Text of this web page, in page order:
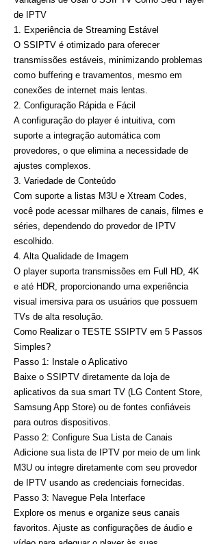
de IPTV
1. Experiência de Streaming Estável
O SSIPTV é otimizado para oferecer
transmissões estáveis, minimizando problemas
como buffering e travamentos, mesmo em
conexões de internet mais lentas.
2. Configuração Rápida e Fácil
A configuração do player é intuitiva, com
suporte a integração automática com
provedores, o que elimina a necessidade de
ajustes complexos.
3. Variedade de Conteúdo
Com suporte a listas M3U e Xtream Codes,
você pode acessar milhares de canais, filmes e
séries, dependendo do provedor de IPTV
escolhido.
4. Alta Qualidade de Imagem
O player suporta transmissões em Full HD, 4K
e até HDR, proporcionando uma experiência
visual imersiva para os usuários que possuem
TVs de alta resolução.
Como Realizar o TESTE SSIPTV em 5 Passos
Simples?
Passo 1: Instale o Aplicativo
Baixe o SSIPTV diretamente da loja de
aplicativos da sua smart TV (LG Content Store,
Samsung App Store) ou de fontes confiáveis
para outros dispositivos.
Passo 2: Configure Sua Lista de Canais
Adicione sua lista de IPTV por meio de um link
M3U ou integre diretamente com seu provedor
de IPTV usando as credenciais fornecidas.
Passo 3: Navegue Pela Interface
Explore os menus e organize seus canais
favoritos. Ajuste as configurações de áudio e